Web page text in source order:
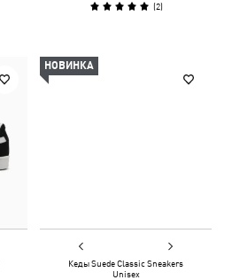
(2)
НОВИНКА
Кеды Suede Classic Sneakers
Unisex